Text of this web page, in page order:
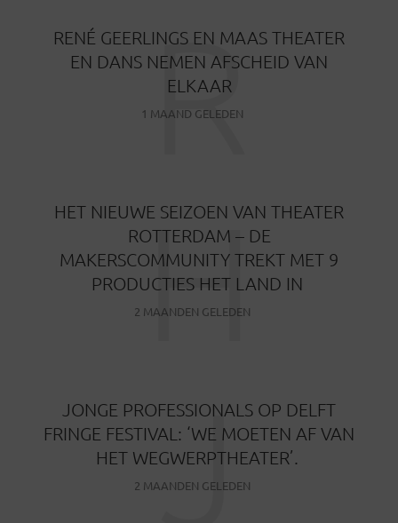
RENÉ GEERLINGS EN MAAS THEATER
EN DANS NEMEN AFSCHEID VAN
ELKAAR
1 MAAND GELEDEN
R
HET NIEUWE SEIZOEN VAN THEATER
ROTTERDAM – DE
MAKERSCOMMUNITY TREKT MET 9
PRODUCTIES HET LAND IN
2 MAANDEN GELEDEN
H
JONGE PROFESSIONALS OP DELFT
FRINGE FESTIVAL: ‘WE MOETEN AF VAN
HET WEGWERPTHEATER’.
2 MAANDEN GELEDEN
J